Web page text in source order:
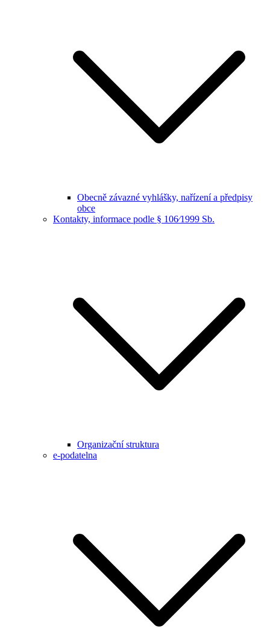
Obecně závazné vyhlášky, nařízení a předpisy
obce
Kontakty, informace podle § 106⁄1999 Sb.
Organizační struktura
e-podatelna